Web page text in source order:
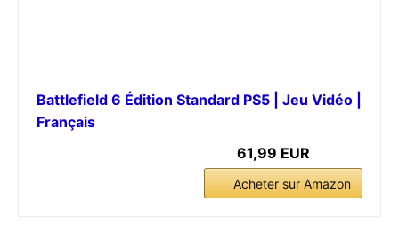
Battlefield 6 Édition Standard PS5 | Jeu Vidéo |
Français
61,99 EUR
Acheter sur Amazon